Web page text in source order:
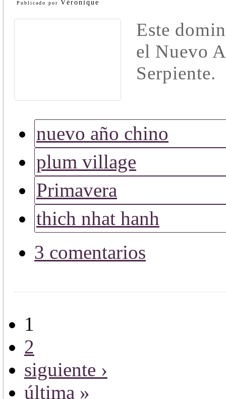
Publicado por Véronique
Este
el Nuevo
Serpiente.
nuevo año chino
plum village
Primavera
thich nhat hanh
3 comentarios
1
2
siguiente ›
última »